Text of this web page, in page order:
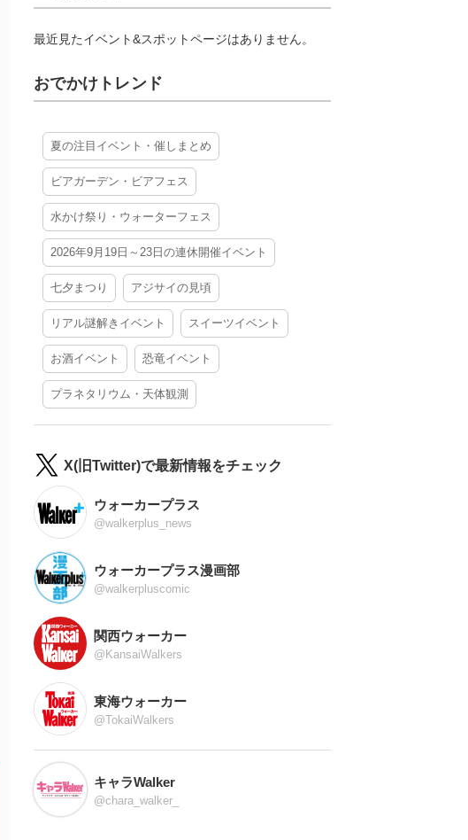
最近見たイベント&スポットページはありません。
おでかけトレンド
夏の注目イベント・催しまとめ
ビアガーデン・ビアフェス
水かけ祭り・ウォーターフェス
2026年9月19日～23日の連休開催イベント
七夕まつり アジサイの見頃
リアル謎解きイベント スイーツイベント
お酒イベント 恐竜イベント
プラネタリウム・天体観測
X(旧Twitter)で最新情報をチェック
ウォーカープラス
@walkerplus_news
ウォーカープラス漫画部
@walkerpluscomic
関西ウォーカー
@KansaiWalkers
東海ウォーカー
@TokaiWalkers
キャラWalker
@chara_walker_